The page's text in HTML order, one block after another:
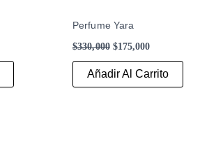
Perfume Yara
$330,000 $175,000
Añadir Al Carrito